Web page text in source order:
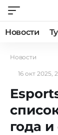
Новости
Новости
16 окт 2025,
года